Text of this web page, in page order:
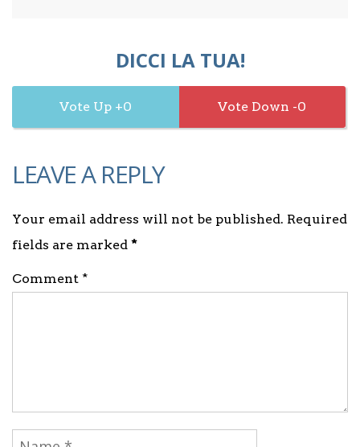
DICCI LA TUA!
0 0
LEAVE A REPLY
Your email address will not be published. Required
fields are marked *
Comment *